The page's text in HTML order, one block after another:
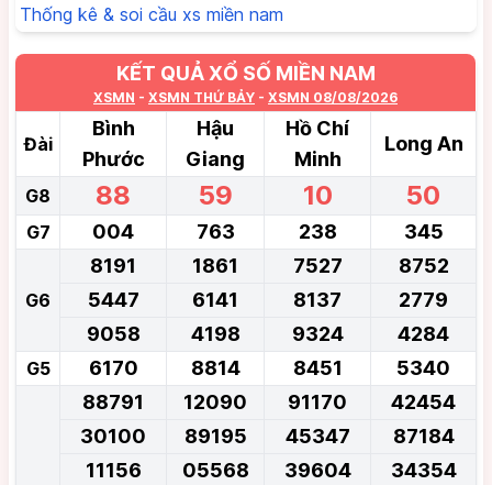
Thống kê & soi cầu xs miền nam
KẾT QUẢ XỔ SỐ MIỀN NAM
XSMN - XSMN THỨ BẢY - XSMN 08/08/2026
Đài
Bình
Phước
Hậu
Giang
Hồ Chí
Minh
Long An
G8 88 59 10 50
G7 004 763 238 345
G6
8191 1861 7527
8752
5447
6141 8137
2779
9058
4198 9324 4284
G5 6170 8814 8451 5340
88791 12090 91170
42454
30100
89195 45347
87184
11156
05568 39604
34354